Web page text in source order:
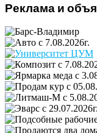
Реклама и